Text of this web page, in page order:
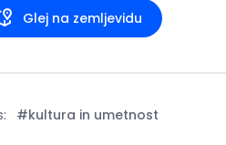
Glej na zemljevidu
#kultura in umetnost